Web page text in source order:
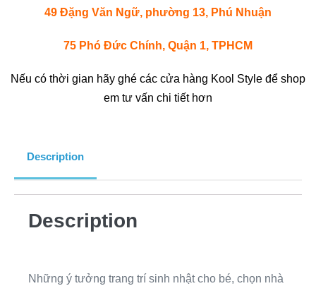
49 Đặng Văn Ngữ, phường 13, Phú Nhuận
75 Phó Đức Chính, Quận 1, TPHCM
Nếu có thời gian hãy ghé các cửa hàng Kool Style để shop
em tư vấn chi tiết hơn
Description
Description
Những ý tưởng trang trí sinh nhật cho bé, chọn nhà